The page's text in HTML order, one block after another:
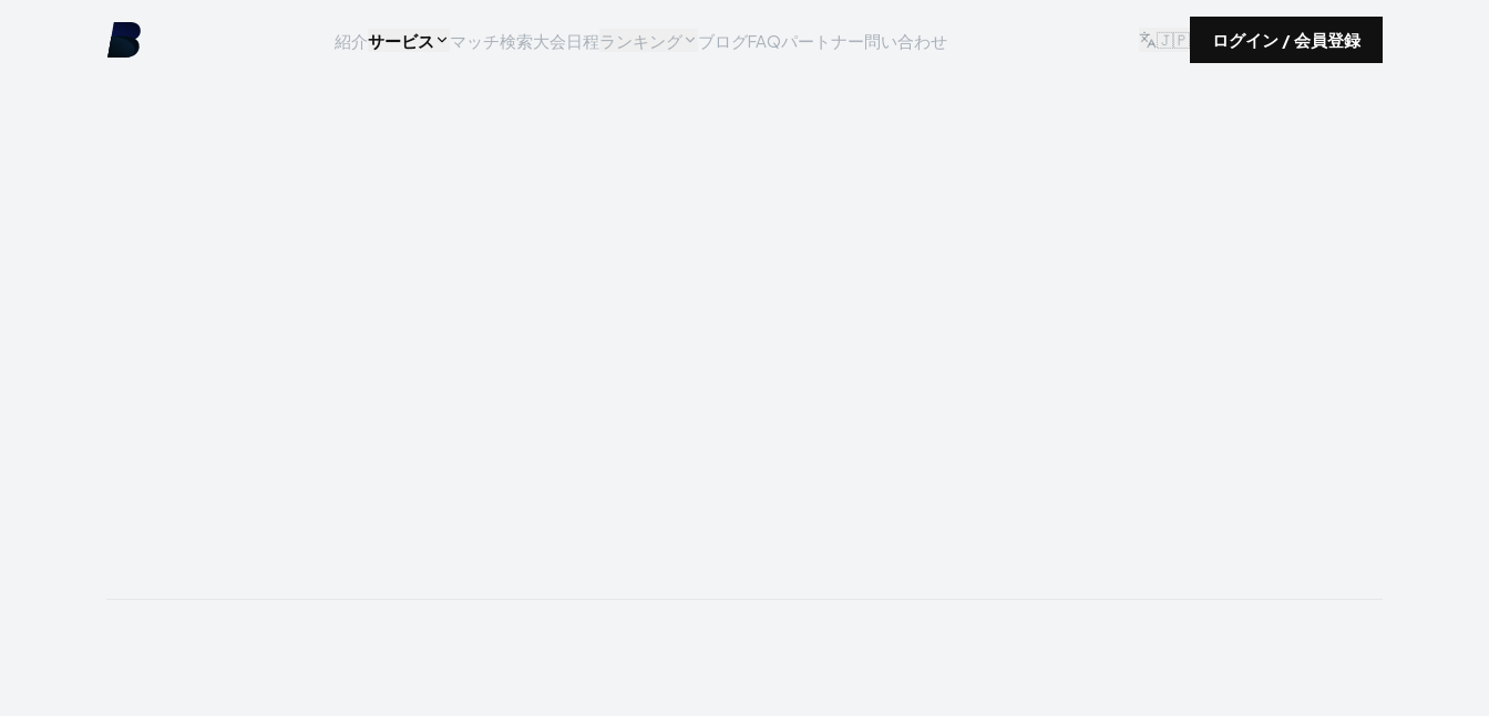
紹介サービス マッチ検索大会日程ランキング ブログFAQパートナー問い合わせ 🇯🇵 ログイン / 会員登録